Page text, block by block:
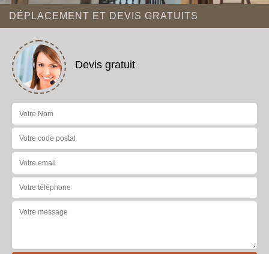
DÉPLACEMENT ET DEVIS GRATUITS
Devis gratuit